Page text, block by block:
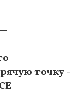
точку -